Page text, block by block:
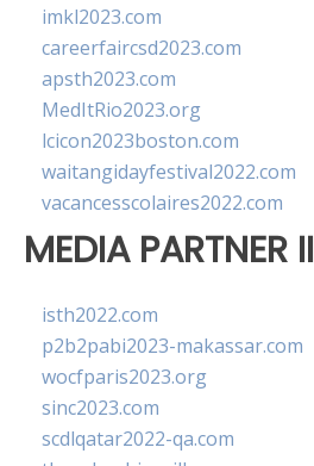
imkl2023.com
careerfaircsd2023.com
apsth2023.com
MedItRio2023.org
lcicon2023boston.com
waitangidayfestival2022.com
vacancesscolaires2022.com
MEDIA PARTNER II
isth2022.com
p2b2pabi2023-makassar.com
wocfparis2023.org
sinc2023.com
scdlqatar2022-qa.com